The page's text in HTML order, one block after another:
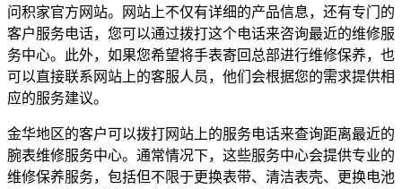
问积家官方网站。网站上不仅有详细的产品信息，还有专门的
客户服务电话，您可以通过拨打这个电话来咨询最近的维修服
务中心。此外，如果您希望将手表寄回总部进行维修保养，也
可以直接联系网站上的客服人员，他们会根据您的需求提供相
应的服务建议。
金华地区的客户可以拨打网站上的服务电话来查询距离最近的
腕表维修服务中心。通常情况下，这些服务中心会提供专业的
维修保养服务，包括但不限于更换表带、清洁表壳、更换电池